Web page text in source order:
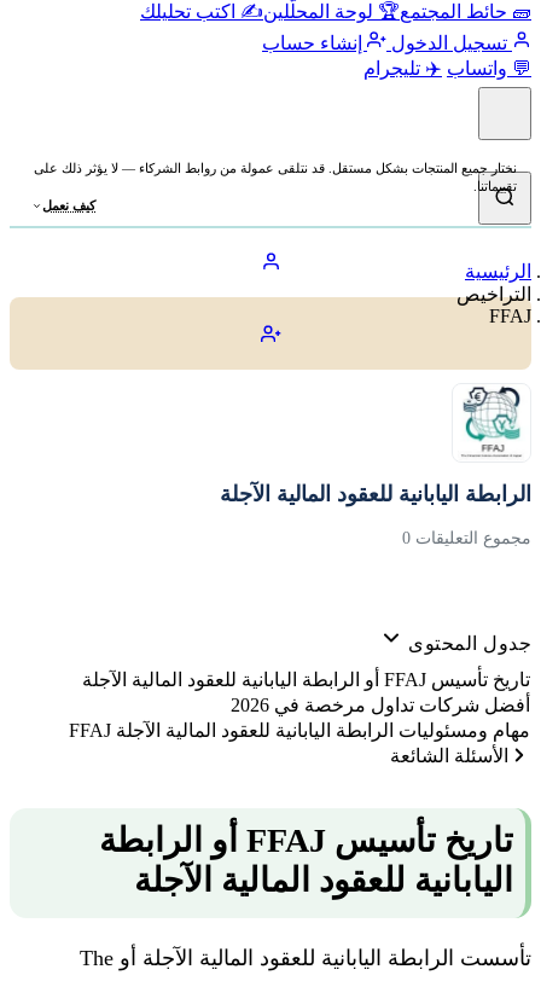
🧱 حائط المجتمع🏆 لوحة المحلّلين✍️ اكتب تحليلك
تسجيل الدخول
إنشاء حساب
💬 واتساب ✈️ تليجرام
نختار جميع المنتجات بشكل مستقل. قد نتلقى عمولة من روابط الشركاء — لا يؤثر ذلك على
تقييماتنا.
كيف نعمل
الرئيسية
التراخيص
FFAJ
الرابطة اليابانية للعقود المالية الآجلة
مجموع التعليقات 0
جدول المحتوى
تاريخ تأسيس FFAJ أو الرابطة اليابانية للعقود المالية الآجلة
أفضل شركات تداول مرخصة في 2026
مهام ومسئوليات الرابطة اليابانية للعقود المالية الآجلة FFAJ
الأسئلة الشائعة
تاريخ تأسيس FFAJ أو الرابطة
اليابانية للعقود المالية الآجلة
تأسست الرابطة اليابانية للعقود المالية الآجلة أو The